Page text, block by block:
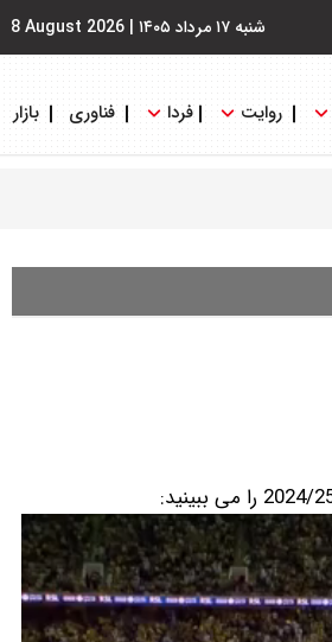
شنبه ۱۷ مرداد ۱۴۰۵ |
8 August 2026
روایت فردا فناوری بازار